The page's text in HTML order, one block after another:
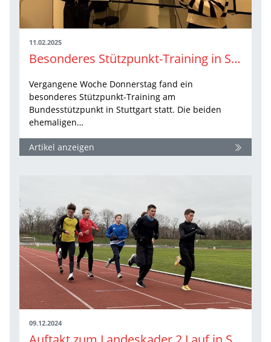
11.02.2025
Besonderes Stützpunkt-Training in Stuttgart
Vergangene Woche Donnerstag fand ein
besonderes Stützpunkt-Training am
Bundesstützpunkt in Stuttgart statt. Die beiden
ehemaligen…
Artikel anzeigen
09.12.2024